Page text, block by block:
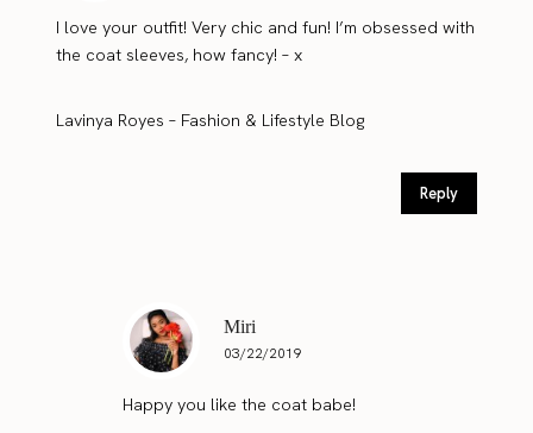
I love your outfit! Very chic and fun! I’m obsessed with
the coat sleeves, how fancy! – x
Lavinya Royes – Fashion & Lifestyle Blog
Reply
Miri
03/22/2019
Happy you like the coat babe!